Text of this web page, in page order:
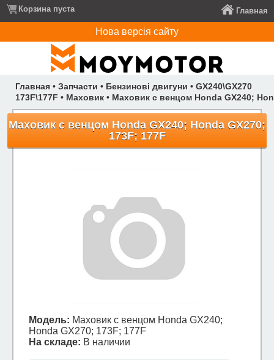
Корзина пуста Главная
Нова версія сайту
Главная • Запчасти • Бензинові двигуни • GX240\GX270
173F\177F • Маховик • Маховик с венцом Honda GX240;
Маховик с венцом Honda GX240; Honda GX270;
173F; 177F
Модель: Маховик с венцом Honda GX240;
Honda GX270; 173F; 177F
На складе: В наличии